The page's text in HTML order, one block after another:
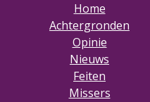
Home
Achtergronden
Opinie
Nieuws
Feiten
Missers